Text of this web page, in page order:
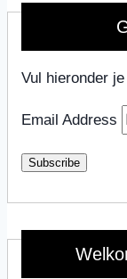
Vul hieronder
Email Address
Subscribe